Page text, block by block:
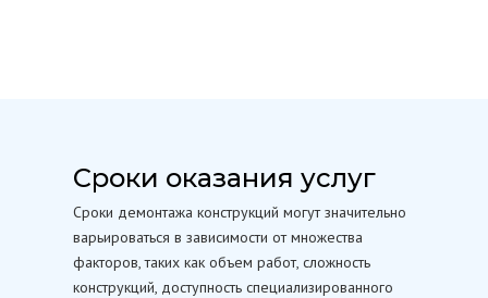
Сроки оказания услуг
Сроки демонтажа конструкций могут значительно
варьироваться в зависимости от множества
факторов, таких как объем работ, сложность
конструкций, доступность специализированного